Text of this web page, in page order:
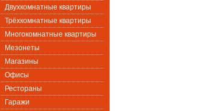
Двухкомнатные квартиры
Трёхкомнатные квартиры
Многокомнатные квартиры
Мезонеты
Магазины
Офисы
Рестораны
Гаражи